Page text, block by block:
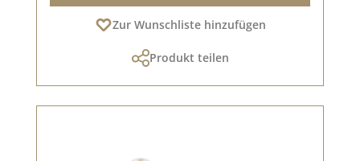
Zur Wunschliste hinzufügen
Produkt teilen